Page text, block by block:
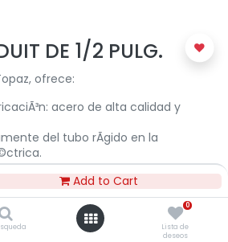
Add to Cart
0
Lista de
deseos
DE 1/2 PULG.
ofrece:
acero de alta calidad y
del tubo rÃ­gido en la